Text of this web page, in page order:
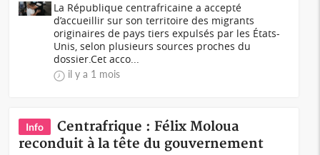
La République centrafricaine a accepté
d’accueillir sur son territoire des migrants
originaires de pays tiers expulsés par les États-
Unis, selon plusieurs sources proches du
dossier.Cet acco...
il y a 1 mois
Info
Centrafrique : Félix Moloua
reconduit à la tête du gouvernement